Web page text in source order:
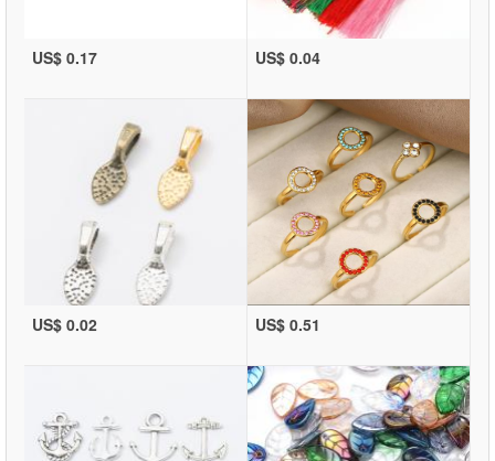
US$ 0.17 US$ 0.04
US$ 0.02 US$ 0.51